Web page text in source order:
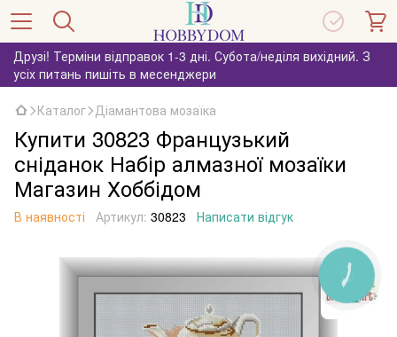
Друзі! Терміни відправок 1-3 дні. Субота/неділя вихідний. З
усіх питань пишіть в месенджери
Каталог Діамантова мозаїка
Купити 30823 Французький
сніданок Набір алмазної мозаїки
Магазин Хоббідом
В наявності Артикул: 30823 Написати відгук
КНОПКА
ЗВ'ЯЗКУ